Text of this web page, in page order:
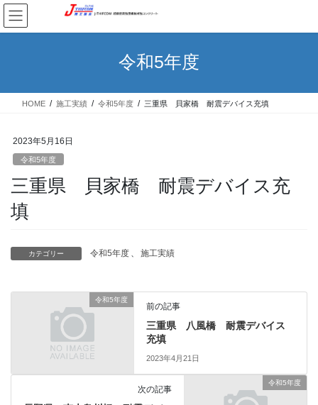
コ
ン
テ
ス
ナ
ビ
ゲ
ン
令和5年度
HOME 施工実績 令和5年度 三重県 貝家橋 耐震デバイス充填
2023年5月16日
令和5年度
三重県 貝家橋 耐震デバイス充
填
カテゴリー 令和5年度 、 施工実績
令和5年度
前の記事
三重県 八風橋 耐震デバイス
充填
2023年4月21日
令和5年度
次の記事